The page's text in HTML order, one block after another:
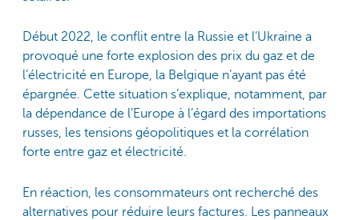
Début 2022, le conflit entre la Russie et l’Ukraine a
provoqué une forte explosion des prix du gaz et de
l’électricité en Europe, la Belgique n’ayant pas été
épargnée. Cette situation s’explique, notamment, par
la dépendance de l’Europe à l’égard des importations
russes, les tensions géopolitiques et la corrélation
forte entre gaz et électricité.
En réaction, les consommateurs ont recherché des
alternatives pour réduire leurs factures. Les panneaux